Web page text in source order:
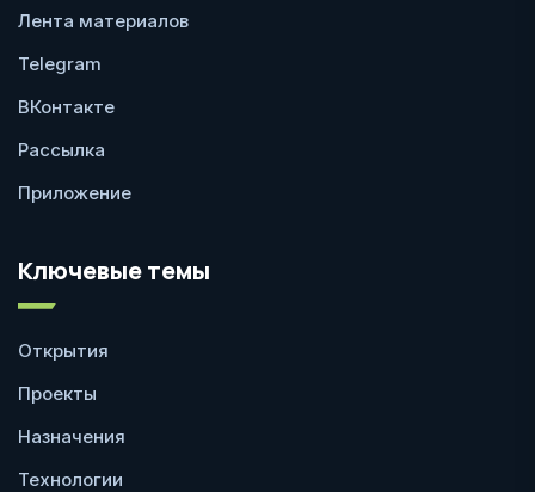
Лента материалов
Telegram
ВКонтакте
Рассылка
Приложение
Ключевые темы
Открытия
Проекты
Назначения
Технологии